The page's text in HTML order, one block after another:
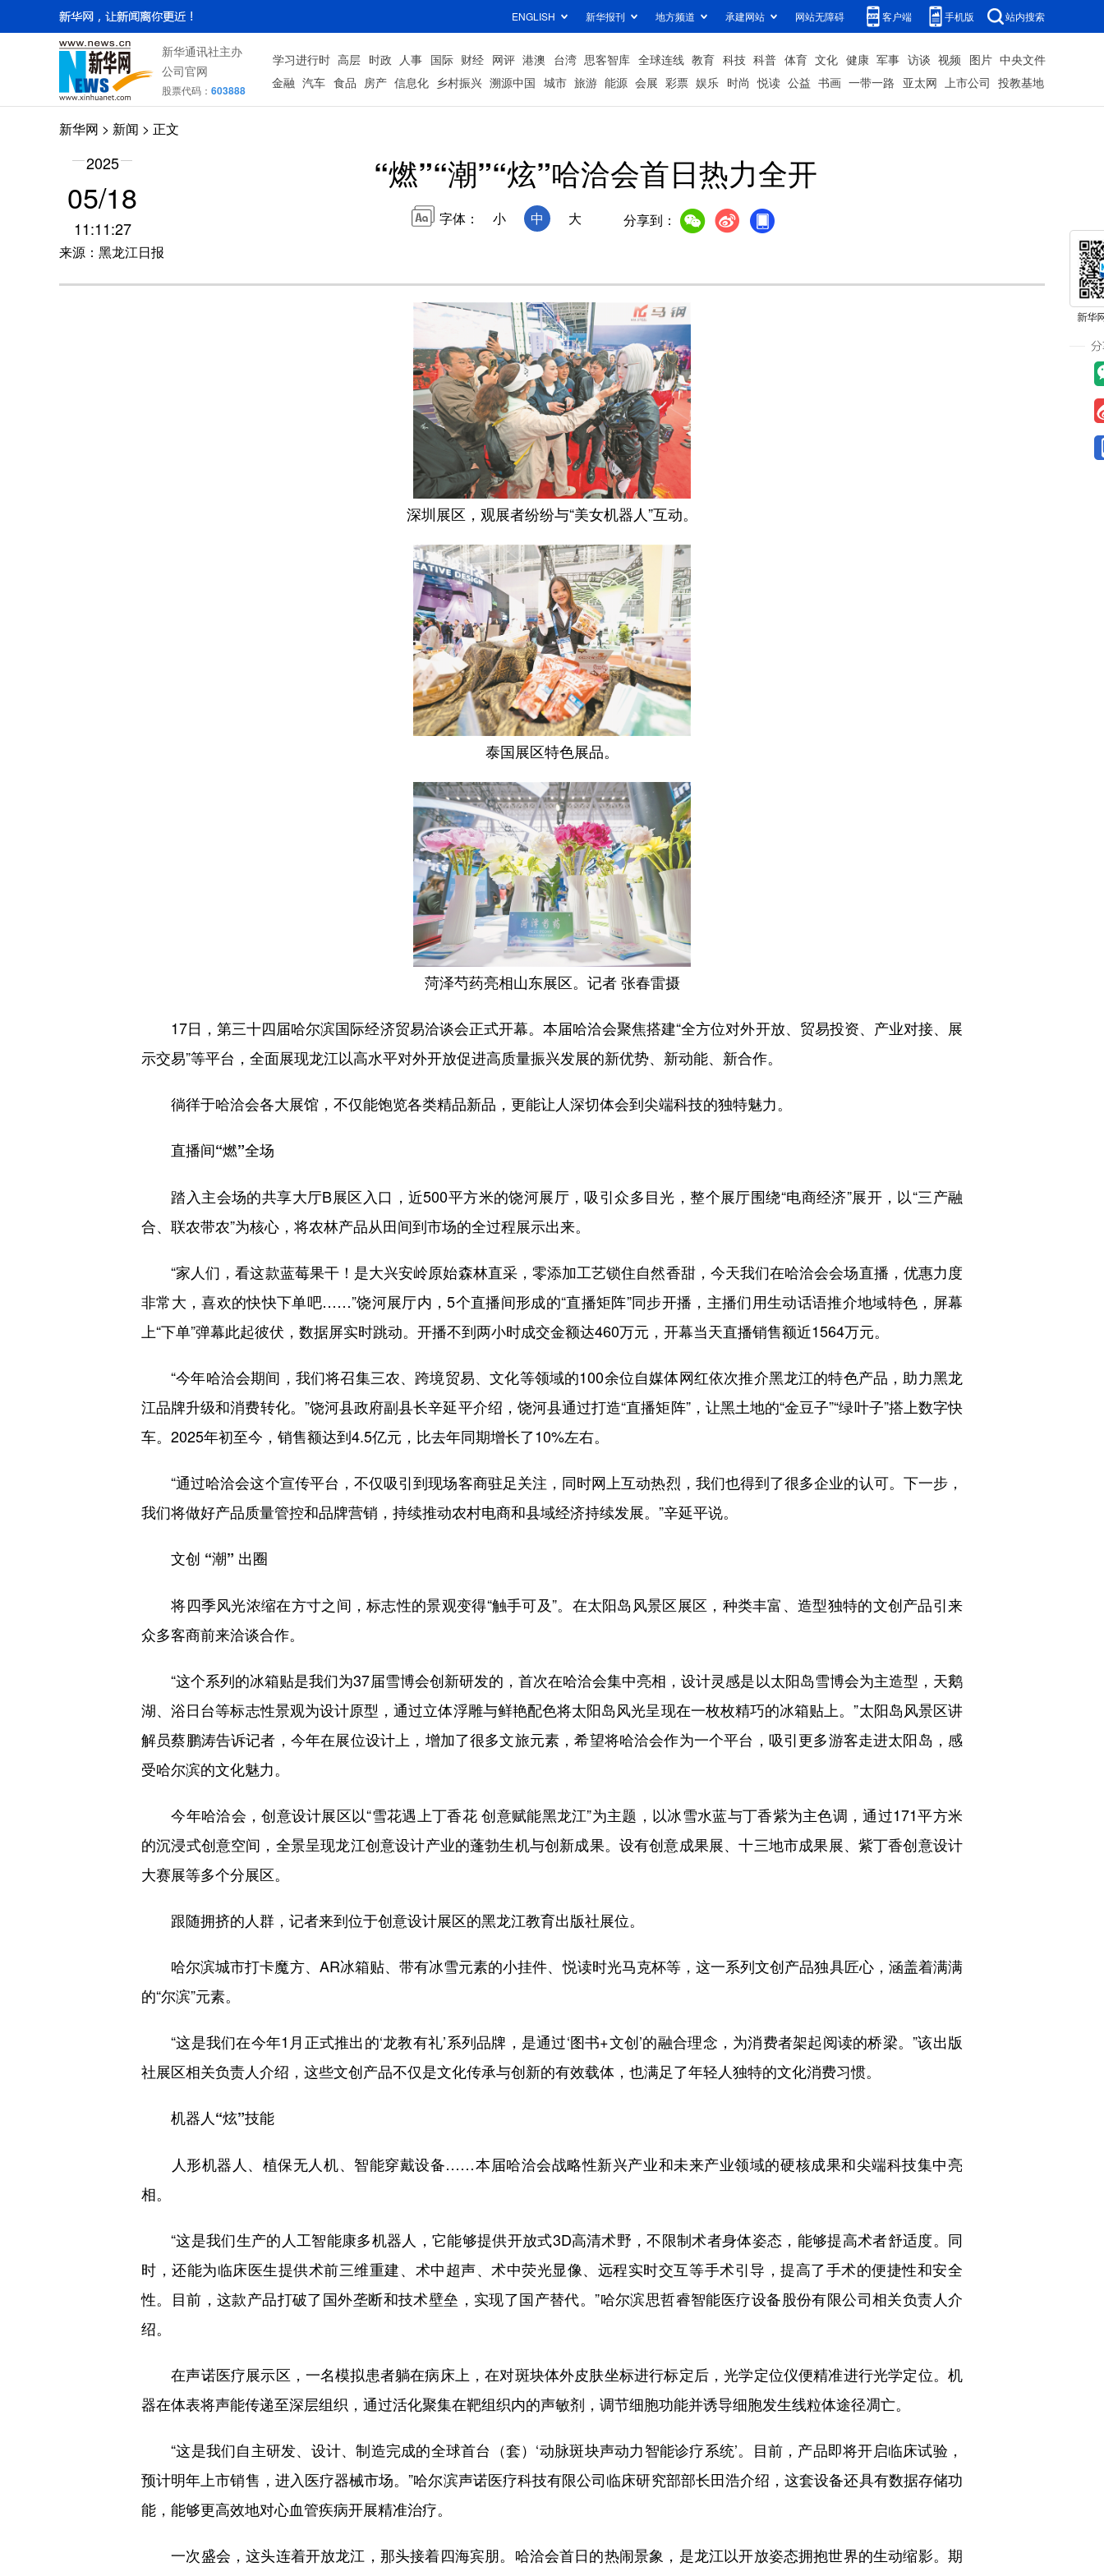
ENGLISH 新华报刊 地方频道 承建网站 网站无障碍 客户端 手机版 站内搜索
新华通讯社主办
公司官网
股票代码： 603888
学习进行时 高层 时政 人事 国际 财经 网评 港澳 台湾 思客智库 全球连线 教育 科技 科普 体育 文化 健康 军事 访谈 视频 图片 中央文件
金融 汽车 食品 房产 信息化 乡村振兴 溯源中国 城市 旅游 能源 会展 彩票 娱乐 时尚 悦读 公益 书画 一带一路 亚太网 上市公司 投教基地
新华网 > 新闻 > 正文
2025
05/18
11:11:27
来源：黑龙江日报
“燃”“潮”“炫”哈洽会首日热力全开
字体： 小 中 大 分享到：
深圳展区，观展者纷纷与“美女机器人”互动。
泰国展区特色展品。
菏泽芍药亮相山东展区。记者 张春雷摄
17日，第三十四届哈尔滨国际经济贸易洽谈会正式开幕。本届哈洽会聚焦搭建“全方位对外开放、贸易投资、产业对接、展
示交易”等平台，全面展现龙江以高水平对外开放促进高质量振兴发展的新优势、新动能、新合作。
徜徉于哈洽会各大展馆，不仅能饱览各类精品新品，更能让人深切体会到尖端科技的独特魅力。
直播间“燃”全场
踏入主会场的共享大厅B展区入口，近500平方米的饶河展厅，吸引众多目光，整个展厅围绕“电商经济”展开，以“三产融
合、联农带农”为核心，将农林产品从田间到市场的全过程展示出来。
“家人们，看这款蓝莓果干！是大兴安岭原始森林直采，零添加工艺锁住自然香甜，今天我们在哈洽会会场直播，优惠力度
非常大，喜欢的快快下单吧……”饶河展厅内，5个直播间形成的“直播矩阵”同步开播，主播们用生动话语推介地域特色，屏幕
上“下单”弹幕此起彼伏，数据屏实时跳动。开播不到两小时成交金额达460万元，开幕当天直播销售额近1564万元。
“今年哈洽会期间，我们将召集三农、跨境贸易、文化等领域的100余位自媒体网红依次推介黑龙江的特色产品，助力黑龙
江品牌升级和消费转化。”饶河县政府副县长辛延平介绍，饶河县通过打造“直播矩阵”，让黑土地的“金豆子”“绿叶子”搭上数字快
车。2025年初至今，销售额达到4.5亿元，比去年同期增长了10%左右。
“通过哈洽会这个宣传平台，不仅吸引到现场客商驻足关注，同时网上互动热烈，我们也得到了很多企业的认可。下一步，
我们将做好产品质量管控和品牌营销，持续推动农村电商和县域经济持续发展。”辛延平说。
文创 “潮” 出圈
将四季风光浓缩在方寸之间，标志性的景观变得“触手可及”。在太阳岛风景区展区，种类丰富、造型独特的文创产品引来
众多客商前来洽谈合作。
“这个系列的冰箱贴是我们为37届雪博会创新研发的，首次在哈洽会集中亮相，设计灵感是以太阳岛雪博会为主造型，天鹅
湖、浴日台等标志性景观为设计原型，通过立体浮雕与鲜艳配色将太阳岛风光呈现在一枚枚精巧的冰箱贴上。”太阳岛风景区讲
解员蔡鹏涛告诉记者，今年在展位设计上，增加了很多文旅元素，希望将哈洽会作为一个平台，吸引更多游客走进太阳岛，感
受哈尔滨的文化魅力。
今年哈洽会，创意设计展区以“雪花遇上丁香花 创意赋能黑龙江”为主题，以冰雪水蓝与丁香紫为主色调，通过171平方米
的沉浸式创意空间，全景呈现龙江创意设计产业的蓬勃生机与创新成果。设有创意成果展、十三地市成果展、紫丁香创意设计
大赛展等多个分展区。
跟随拥挤的人群，记者来到位于创意设计展区的黑龙江教育出版社展位。
哈尔滨城市打卡魔方、AR冰箱贴、带有冰雪元素的小挂件、悦读时光马克杯等，这一系列文创产品独具匠心，涵盖着满满
的“尔滨”元素。
“这是我们在今年1月正式推出的‘龙教有礼’系列品牌，是通过‘图书+文创’的融合理念，为消费者架起阅读的桥梁。”该出版
社展区相关负责人介绍，这些文创产品不仅是文化传承与创新的有效载体，也满足了年轻人独特的文化消费习惯。
机器人“炫”技能
人形机器人、植保无人机、智能穿戴设备……本届哈洽会战略性新兴产业和未来产业领域的硬核成果和尖端科技集中亮
相。
“这是我们生产的人工智能康多机器人，它能够提供开放式3D高清术野，不限制术者身体姿态，能够提高术者舒适度。同
时，还能为临床医生提供术前三维重建、术中超声、术中荧光显像、远程实时交互等手术引导，提高了手术的便捷性和安全
性。目前，这款产品打破了国外垄断和技术壁垒，实现了国产替代。”哈尔滨思哲睿智能医疗设备股份有限公司相关负责人介
绍。
在声诺医疗展示区，一名模拟患者躺在病床上，在对斑块体外皮肤坐标进行标定后，光学定位仪便精准进行光学定位。机
器在体表将声能传递至深层组织，通过活化聚集在靶组织内的声敏剂，调节细胞功能并诱导细胞发生线粒体途径凋亡。
“这是我们自主研发、设计、制造完成的全球首台（套）‘动脉斑块声动力智能诊疗系统’。目前，产品即将开启临床试验，
预计明年上市销售，进入医疗器械市场。”哈尔滨声诺医疗科技有限公司临床研究部部长田浩介绍，这套设备还具有数据存储功
能，能够更高效地对心血管疾病开展精准治疗。
一次盛会，这头连着开放龙江，那头接着四海宾朋。哈洽会首日的热闹景象，是龙江以开放姿态拥抱世界的生动缩影。期